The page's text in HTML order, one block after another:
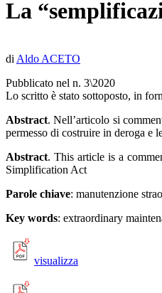
La
di Aldo ACETO
Pubblicato nel n. 3\2020
Lo scritto è stato sottoposto, in
Abstract. Nell’articolo si
permesso di costruire in deroga e
Abstract. This article is a
Simplification Act
Parole chiave: manutenzione
Key words: extraordinary
visualizza